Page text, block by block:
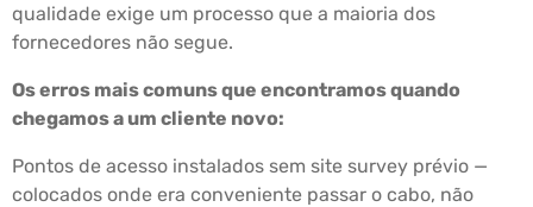
qualidade exige um processo que a maioria dos
fornecedores não segue.
Os erros mais comuns que encontramos quando
chegamos a um cliente novo:
Pontos de acesso instalados sem site survey prévio —
colocados onde era conveniente passar o cabo, não